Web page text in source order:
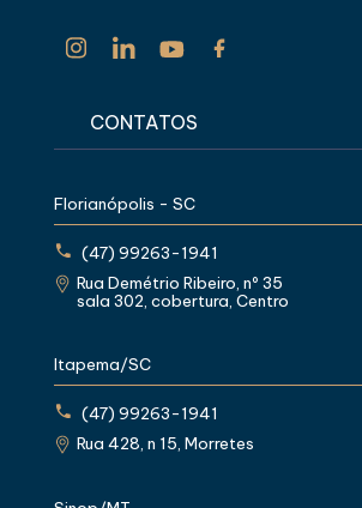
CONTATOS
Florianópolis - SC
(47) 99263-1941
Rua Demétrio Ribeiro, nº 35
sala 302, cobertura, Centro
Itapema/SC
(47) 99263-1941
Rua 428, n 15, Morretes